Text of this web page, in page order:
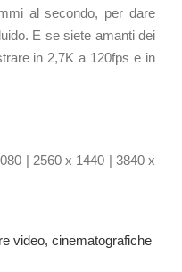
al secondo, per dare
E se siete amanti dei
in 2,7K a 120fps e in
| 2560 x 1440 | 3840 x
video, cinematografiche